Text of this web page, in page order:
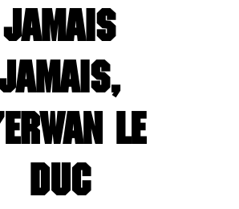
PRATIQUE
AUX IMAGES
JAMAIS
LE
DUC